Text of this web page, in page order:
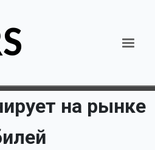
на рынке